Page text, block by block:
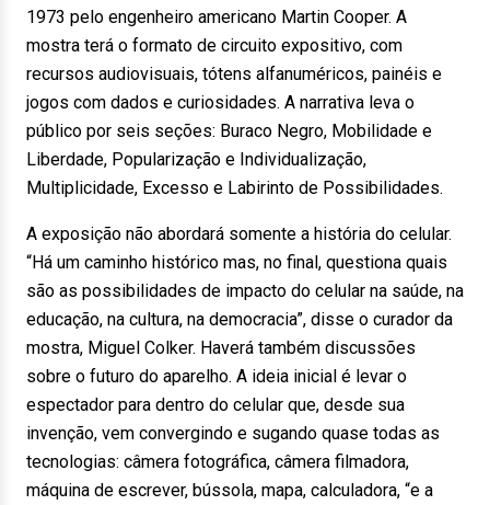
1973 pelo engenheiro americano Martin Cooper. A
mostra terá o formato de circuito expositivo, com
recursos audiovisuais, tótens alfanuméricos, painéis e
jogos com dados e curiosidades. A narrativa leva o
público por seis seções: Buraco Negro, Mobilidade e
Liberdade, Popularização e Individualização,
Multiplicidade, Excesso e Labirinto de Possibilidades.
A exposição não abordará somente a história do celular.
“Há um caminho histórico mas, no final, questiona quais
são as possibilidades de impacto do celular na saúde, na
educação, na cultura, na democracia”, disse o curador da
mostra, Miguel Colker. Haverá também discussões
sobre o futuro do aparelho. A ideia inicial é levar o
espectador para dentro do celular que, desde sua
invenção, vem convergindo e sugando quase todas as
tecnologias: câmera fotográfica, câmera filmadora,
máquina de escrever, bússola, mapa, calculadora, “e a